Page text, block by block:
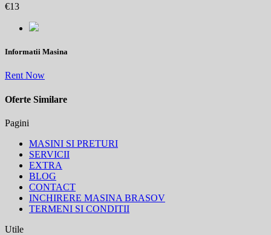
€13
Informatii Masina
Rent Now
Oferte Similare
Pagini
MASINI SI PRETURI
SERVICII
EXTRA
BLOG
CONTACT
INCHIRERE MASINA BRASOV
TERMENI SI CONDITII
Utile